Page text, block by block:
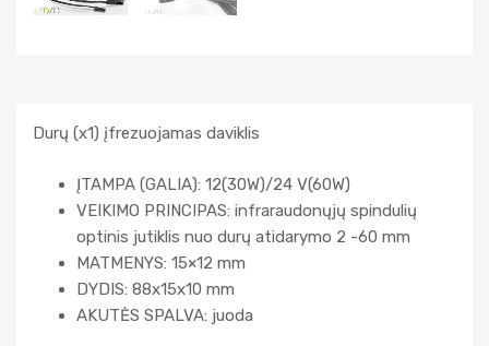
Durų (x1) įfrezuojamas daviklis
ĮTAMPA (GALIA): 12(30W)/24 V(60W)
VEIKIMO PRINCIPAS: infraraudonųjų spindulių
optinis jutiklis nuo durų atidarymo 2 -60 mm
MATMENYS: 15×12 mm
DYDIS: 88x15x10 mm
AKUTĖS SPALVA: juoda